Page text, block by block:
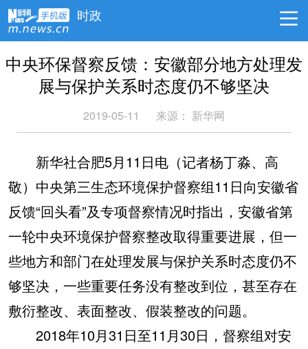
时政
中央环保督察反馈：安徽部分地方处理发
展与保护关系时态度仍不够坚决
2019-05-11 来源： 新华网
新华社合肥5月11日电（记者杨丁淼、高
敬）中央第三生态环境保护督察组11日向安徽省
反馈“回头看”及专项督察情况时指出，安徽省第
一轮中央环境保护督察整改取得重要进展，但一
些地方和部门在处理发展与保护关系时态度仍不
够坚决，一些重要任务没有整改到位，甚至存在
敷衍整改、表面整改、假装整改的问题。
2018年10月31日至11月30日，督察组对安